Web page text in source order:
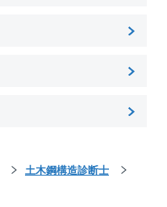
土木鋼構造診断士